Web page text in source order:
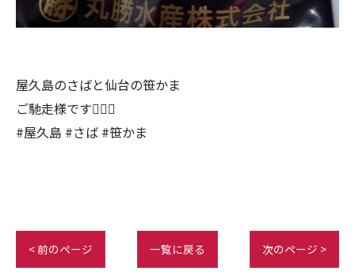
屋久島のさばと仙台の笹かま
ご馳走様です🙇🏻‍♂️
#屋久島 #さば #笹かま
< 前のページ 一覧に戻る 次のページ >